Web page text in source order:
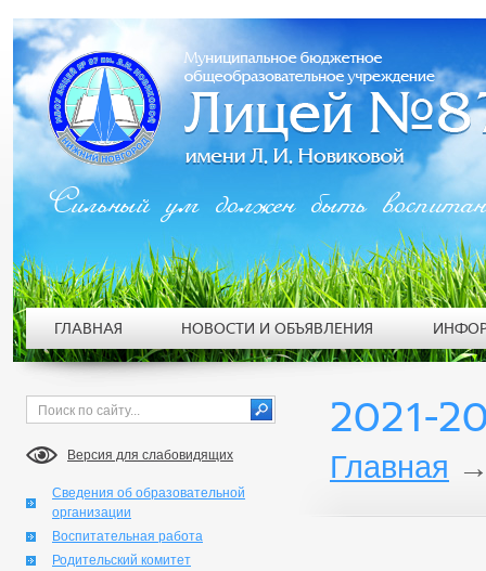
Версия для слабовидящих
Сведения об образовательной
организации
Воспитательная работа
Родительский комитет
2021-
Главная
Сильный ум должен быть
ГЛАВНАЯ НОВОСТИ И ОБЪЯВЛЕНИЯ